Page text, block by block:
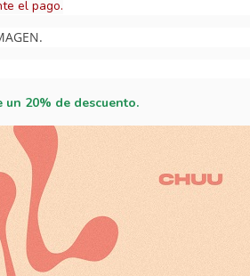
el pago.
un 20% de descuento.